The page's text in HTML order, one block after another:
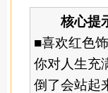
核心提
■喜欢红色
你对人生充
倒了会站起